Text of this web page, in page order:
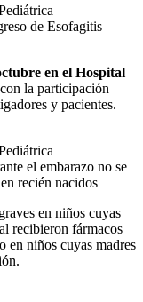
de Esofagitis
en el Hospital
la participación
y pacientes.
el embarazo no se
recién nacidos
en niños cuyas
recibieron fármacos
en niños cuyas madres